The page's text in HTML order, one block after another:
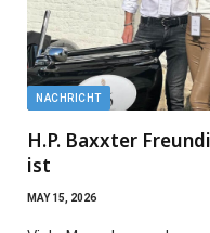
NACHRICHT
H.P. Baxxter
ist
MAY 15, 2026